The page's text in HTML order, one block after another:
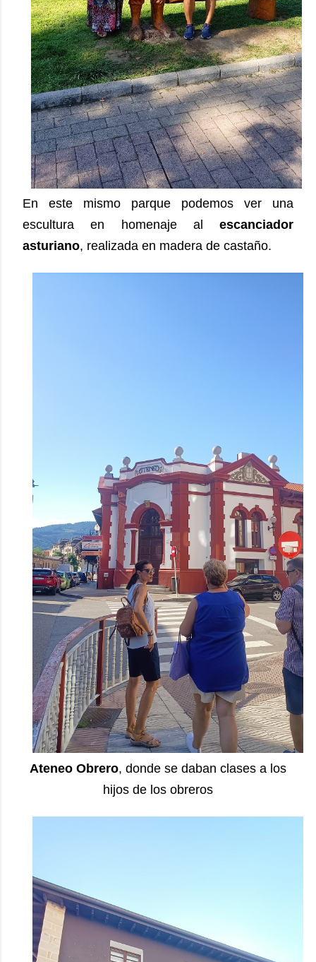
En este mismo parque podemos ver una
escultura en homenaje al escanciador
asturiano, realizada en madera de castaño.
Ateneo Obrero, donde se daban clases a los
hijos de los obreros